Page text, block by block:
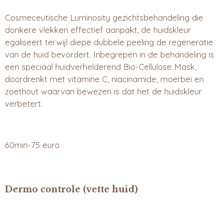
Cosmeceutische Luminosity gezichtsbehandeling die
donkere vlekken effectief aanpakt, de huidskleur
egaliseert terwijl diepe dubbele peeling de regeneratie
van de huid bevordert. Inbegrepen in de behandeling is
een speciaal huidverhelderend Bio-Cellulose Mask,
doordrenkt met vitamine C, niacinamide, moerbei en
zoethout waarvan bewezen is dat het de huidskleur
verbetert.
60min-75 euro
Dermo controle (vette huid)